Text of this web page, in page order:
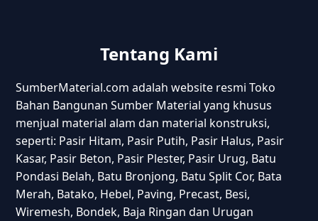
Tentang Kami
SumberMaterial.com adalah website resmi Toko
Bahan Bangunan Sumber Material yang khusus
menjual material alam dan material konstruksi,
seperti: Pasir Hitam, Pasir Putih, Pasir Halus, Pasir
Kasar, Pasir Beton, Pasir Plester, Pasir Urug, Batu
Pondasi Belah, Batu Bronjong, Batu Split Cor, Bata
Merah, Batako, Hebel, Paving, Precast, Besi,
Wiremesh, Bondek, Baja Ringan dan Urugan